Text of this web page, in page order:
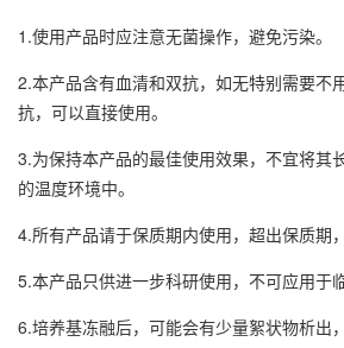
1.使用产品时应注意无菌操作，避免污染。
2.本产品含有血清和双抗，如无特别需要不
抗，可以直接使用。
3.为保持本产品的最佳使用效果，不宜将其
的温度环境中。
4.所有产品请于保质期内使用，超出保质期
5.本产品只供进一步科研使用，不可应用于
6.培养基冻融后，可能会有少量絮状物析出